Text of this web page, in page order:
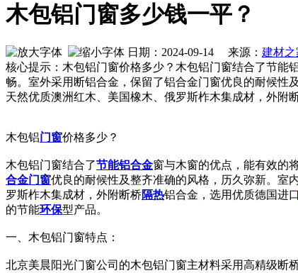
木包铝门窗多少钱一平？
日期：2024-09-14 来源： 建材之
核心提示：木包铝门窗价格多少？木包铝门窗结合了节能
畅。室外采用断铝合金，保留了铝合金门窗优良的耐候性
天然优质澳洲红木、美国橡木、俄罗斯柞木集成材，外附
木包铝门窗价格多少？
木包铝门窗结合了节能铝合金窗与木窗的优点，能有效的
合金门窗优良的耐候性及整齐准确的风格，历久弥新。室
罗斯柞木集成材，外附断桥隔热铝合金，选用优质德国进口
的节能环保型产品。
一、木包铝门窗特点：
北京美晨阳光门窗公司的木包铝门窗主材料采用高精级断